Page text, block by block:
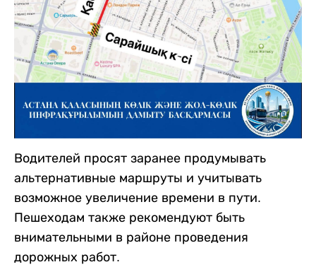
Водителей просят заранее продумывать
альтернативные маршруты и учитывать
возможное увеличение времени в пути.
Пешеходам также рекомендуют быть
внимательными в районе проведения
дорожных работ.